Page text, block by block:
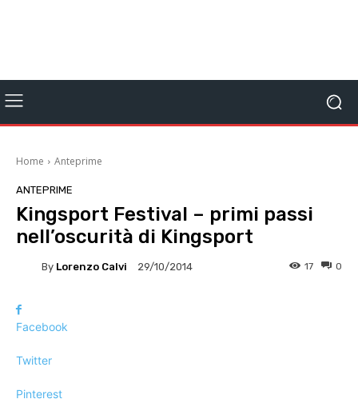
Home Anteprime
ANTEPRIME
Kingsport Festival – primi passi
nell’oscurità di Kingsport
By Lorenzo Calvi 29/10/2014 0
17
Facebook
Twitter
Pinterest